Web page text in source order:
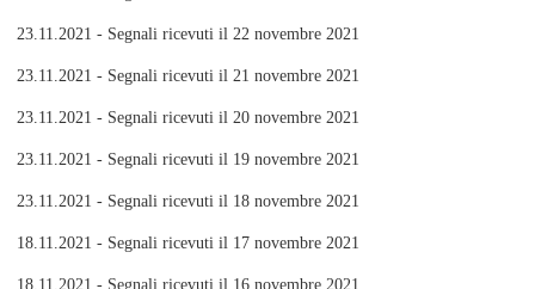
23.11.2021 - Segnali ricevuti il 22 novembre 2021
23.11.2021 - Segnali ricevuti il 21 novembre 2021
23.11.2021 - Segnali ricevuti il 20 novembre 2021
23.11.2021 - Segnali ricevuti il 19 novembre 2021
23.11.2021 - Segnali ricevuti il 18 novembre 2021
18.11.2021 - Segnali ricevuti il 17 novembre 2021
18.11.2021 - Segnali ricevuti il 16 novembre 2021